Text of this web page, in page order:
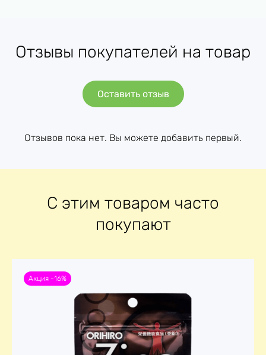
Отзывы покупателей на товар
Оставить отзыв
Отзывов пока нет. Вы можете добавить первый.
С этим товаром часто
покупают
Акция -16%